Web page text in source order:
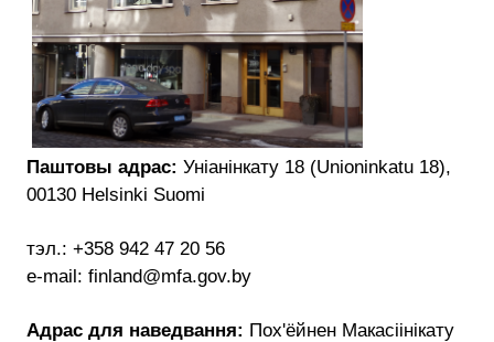
Паштовы адрас: Уніанінкату 18 (Unioninkatu 18),
00130 Helsinki Suomi
тэл.: +358 942 47 20 56
e-mail: finland@mfa.gov.by
Адрас для наведвання: Пох'ёйнен Макасіінікату